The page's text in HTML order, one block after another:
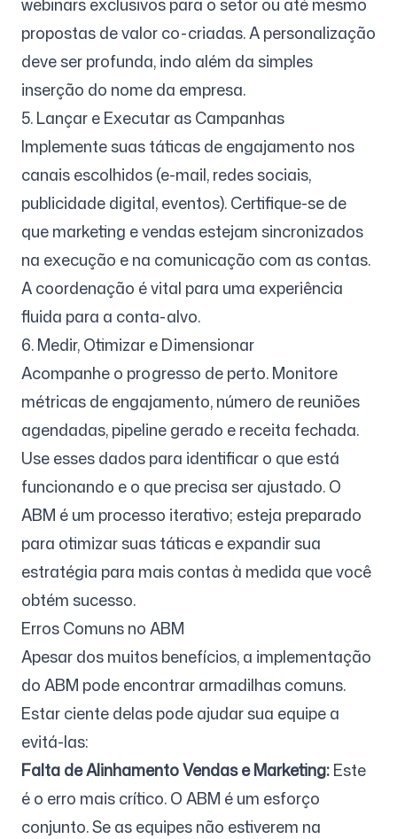
propostas de valor co-criadas. A personalização
deve ser profunda, indo além da simples
inserção do nome da empresa.
5. Lançar e Executar as Campanhas
Implemente suas táticas de engajamento nos
canais escolhidos (e-mail, redes sociais,
publicidade digital, eventos). Certifique-se de
que marketing e vendas estejam sincronizados
na execução e na comunicação com as contas.
A coordenação é vital para uma experiência
fluida para a conta-alvo.
6. Medir, Otimizar e Dimensionar
Acompanhe o progresso de perto. Monitore
métricas de engajamento, número de reuniões
agendadas, pipeline gerado e receita fechada.
Use esses dados para identificar o que está
funcionando e o que precisa ser ajustado. O
ABM é um processo iterativo; esteja preparado
para otimizar suas táticas e expandir sua
estratégia para mais contas à medida que você
obtém sucesso.
Erros Comuns no ABM
Apesar dos muitos benefícios, a implementação
do ABM pode encontrar armadilhas comuns.
Estar ciente delas pode ajudar sua equipe a
evitá-las:
Falta de Alinhamento Vendas e Marketing:Este
é o erro mais crítico. O ABM é um esforço
conjunto. Se as equipes não estiverem na